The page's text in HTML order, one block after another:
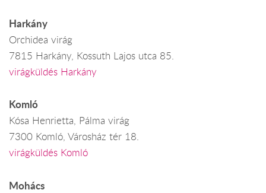
Harkány
Orchidea virág
7815 Harkány, Kossuth Lajos utca 85.
virágküldés Harkány
Komló
Kósa Henrietta, Pálma virág
7300 Komló, Városház tér 18.
virágküldés Komló
Mohács